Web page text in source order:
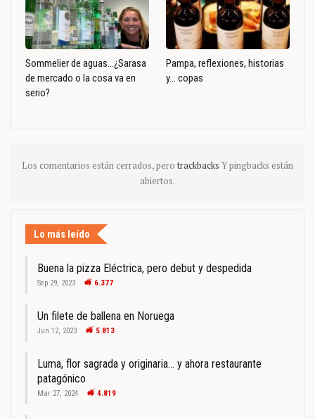
Sommelier de aguas…¿Sarasa
de mercado o la cosa va en
serio?
Pampa, reflexiones, historias
y… copas
Los comentarios están cerrados, pero trackbacks Y pingbacks están
abiertos.
Lo más leído
Buena la pizza Eléctrica, pero debut y despedida
Sep 29, 2023 6.377
Un filete de ballena en Noruega
Jun 12, 2023 5.813
Luma, flor sagrada y originaria… y ahora restaurante
patagónico
Mar 27, 2024 4.819